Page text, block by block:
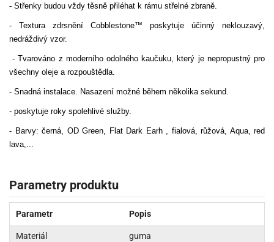
- Střenky budou vždy těsně přiléhat k rámu střelné zbraně.
- Textura zdrsnění Cobblestone™ poskytuje účinný neklouzavý,
nedráždivý vzor.
- Tvarováno z moderního odolného kaučuku, který je nepropustný pro
všechny oleje a rozpouštědla.
- Snadná instalace. Nasazení možné během několika sekund.
- poskytuje roky spolehlivé služby.
- Barvy: černá, OD Green, Flat Dark Earh , fialová, růžová, Aqua, red
lava,...
Parametry produktu
Parametr Popis
Materiál guma